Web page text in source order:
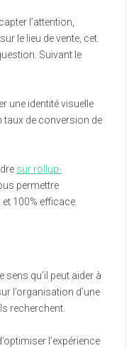
l’attention,
le lieu de vente, cet
Suivant le
une identité visuelle
taux de conversion de
sur rollup-
permettre
100% efficace.
qu’il peut aider à
l’organisation d’une
recherchent.
l’expérience